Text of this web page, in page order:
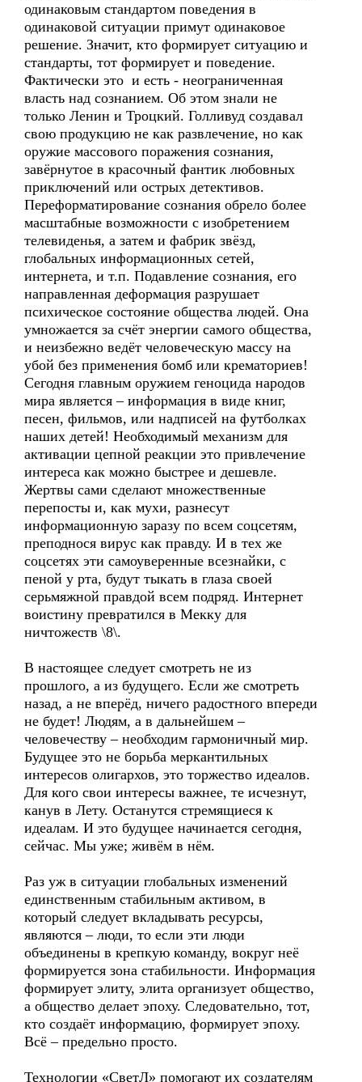
одинаковым стандартом поведения в
одинаковой ситуации примут одинаковое
решение. Значит, кто формирует ситуацию и
стандарты, тот формирует и поведение.
Фактически это и есть - неограниченная
власть над сознанием. Об этом знали не
только Ленин и Троцкий. Голливуд создавал
свою продукцию не как развлечение, но как
оружие массового поражения сознания,
завёрнутое в красочный фантик любовных
приключений или острых детективов.
Переформатирование сознания обрело более
масштабные возможности с изобретением
телевиденья, а затем и фабрик звёзд,
глобальных информационных сетей,
интернета, и т.п. Подавление сознания, его
направленная деформация разрушает
психическое состояние общества людей. Она
умножается за счёт энергии самого общества,
и неизбежно ведёт человеческую массу на
убой без применения бомб или крематориев!
Сегодня главным оружием геноцида народов
мира является – информация в виде книг,
песен, фильмов, или надписей на футболках
наших детей! Необходимый механизм для
активации цепной реакции это привлечение
интереса как можно быстрее и дешевле.
Жертвы сами сделают множественные
перепосты и, как мухи, разнесут
информационную заразу по всем соцсетям,
преподнося вирус как правду. И в тех же
соцсетях эти самоуверенные всезнайки, с
пеной у рта, будут тыкать в глаза своей
серьмяжной правдой всем подряд. Интернет
воистину превратился в Мекку для
ничтожеств \8\.
В настоящее следует смотреть не из
прошлого, а из будущего. Если же смотреть
назад, а не вперёд, ничего радостного впереди
не будет! Людям, а в дальнейшем –
человечеству – необходим гармоничный мир.
Будущее это не борьба меркантильных
интересов олигархов, это торжество идеалов.
Для кого свои интересы важнее, те исчезнут,
канув в Лету. Останутся стремящиеся к
идеалам. И это будущее начинается сегодня,
сейчас. Мы уже; живём в нём.
Раз уж в ситуации глобальных изменений
единственным стабильным активом, в
который следует вкладывать ресурсы,
являются – люди, то если эти люди
объединены в крепкую команду, вокруг неё
формируется зона стабильности. Информация
формирует элиту, элита организует общество,
а общество делает эпоху. Следовательно, тот,
кто создаёт информацию, формирует эпоху.
Всё – предельно просто.
Технологии «СветЛ» помогают их создателям